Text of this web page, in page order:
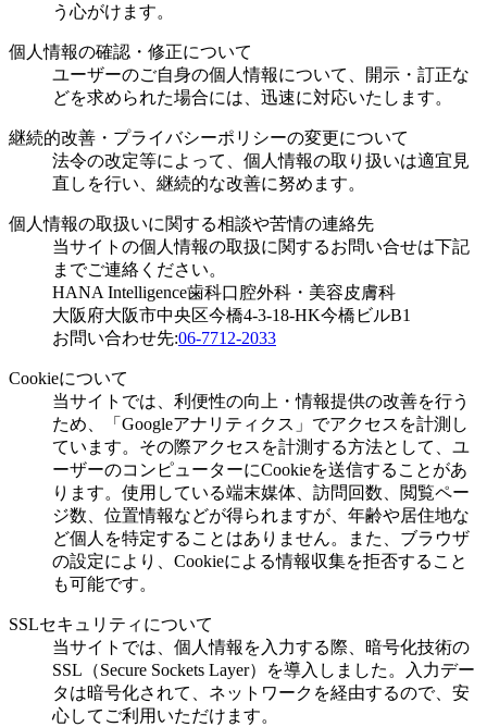
う心がけます。
個人情報の確認・修正について
ユーザーのご自身の個人情報について、開示・訂正な
どを求められた場合には、迅速に対応いたします。
継続的改善・プライバシーポリシーの変更について
法令の改定等によって、個人情報の取り扱いは適宜見
直しを行い、継続的な改善に努めます。
個人情報の取扱いに関する相談や苦情の連絡先
当サイトの個人情報の取扱に関するお問い合せは下記
までご連絡ください。
HANA Intelligence歯科口腔外科・美容皮膚科
大阪府大阪市中央区今橋4-3-18-HK今橋ビルB1
お問い合わせ先:06-7712-2033
Cookieについて
当サイトでは、利便性の向上・情報提供の改善を行う
ため、「Googleアナリティクス」でアクセスを計測し
ています。その際アクセスを計測する方法として、ユ
ーザーのコンピューターにCookieを送信することがあ
ります。使用している端末媒体、訪問回数、閲覧ペー
ジ数、位置情報などが得られますが、年齢や居住地な
ど個人を特定することはありません。また、ブラウザ
の設定により、Cookieによる情報収集を拒否すること
も可能です。
SSLセキュリティについて
当サイトでは、個人情報を入力する際、暗号化技術の
SSL（Secure Sockets Layer）を導入しました。入力デー
タは暗号化されて、ネットワークを経由するので、安
心してご利用いただけます。